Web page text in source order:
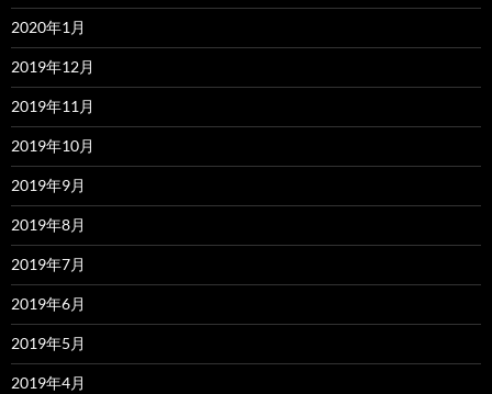
2020年1月
2019年12月
2019年11月
2019年10月
2019年9月
2019年8月
2019年7月
2019年6月
2019年5月
2019年4月